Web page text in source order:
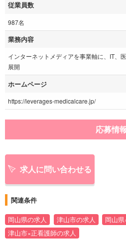
従業員数
987名
業務内容
インターネットメディアを事業軸に、IT、
展開
ホームページ
https://leverages-medicalcare.jp/
応募情
求人に問い合わせる
関連条件
岡山県の求人 津山市の求人
岡山
津山市×正看護師の求人